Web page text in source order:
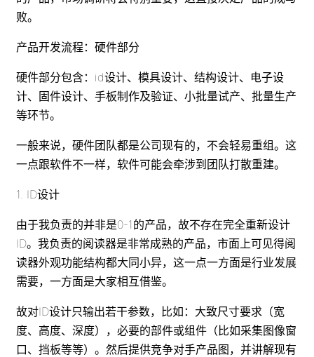
败。
产品开发流程：硬件部分
硬件部分包含：id设计、模具设计、结构设计、电子设
计、固件设计、手板制作及验证、小批量试产、批量生产
等环节。
一般来说，硬件团队都是公司现有的，不会轻易重组。这
一点跟软件不一样，软件可能会牵涉到团队打散重建。
1. ID设计
由于我负责的并非是0-1的产品，故不存在完全重新设计
ID。我负责的阅读器是非常成熟的产品，市面上可见得阅
读器外观功能结构都大同小异，这一点一方面是行业发展
需要，一方面是大家相互借鉴。
故对ID设计只输出若干参数，比如：大致尺寸要求（宽
度、高度、深度），必要的部件或组件（比如采集图像窗
口、挡板等等）。然后提供竞争对手产品图，并讲解现有